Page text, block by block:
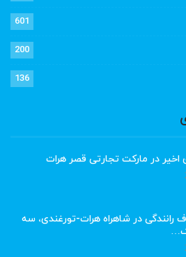
601
200
136
در مارکت تجارتی قصر هرات
رانندگی در شاهراه هرات-تورغندی، سه